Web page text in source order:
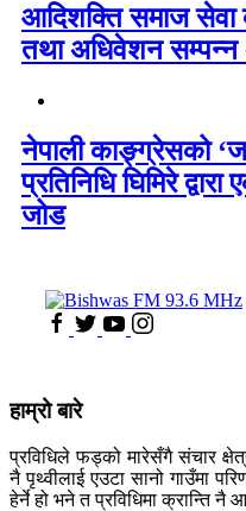
आदिशक्ति समाज सेवा
तथा अधिवेशन सम्पन्न
नेपाली काङ्ग्रेसको
प्रतिनिधि घिमिरे
जोड
हाम्रो बारे
प्रविधिले फड्को मारेसँगै संचार
नै पृथ्वीलाई एउटा सानो गाउँमा
हेर्ने हो भने त प्रविधिमा क्रान्ति नै